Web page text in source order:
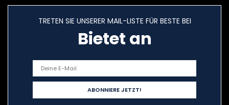
TRETEN SIE UNSERER MAIL-LISTE FÜR BESTE BEI
Bietet an